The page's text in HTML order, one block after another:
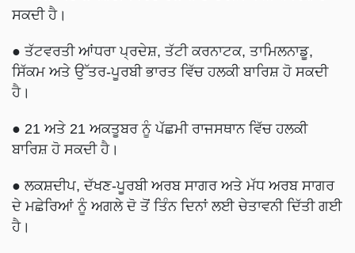
ਸਿੱਕਮ ਅਤੇ ਉੱਤਰ-ਪੂਰਬੀ ਭਾਰਤ ਵਿੱਚ ਹਲਕੀ ਬਾਰਿਸ਼ ਹੋ ਸਕਦੀ
ਹੈ।
ਬਾਰਿਸ਼ ਹੋ ਸਕਦੀ ਹੈ।
ਦੇ ਮਛੇਰਿਆਂ ਨੂੰ ਅਗਲੇ ਦੋ ਤੋਂ ਤਿੰਨ ਦਿਨਾਂ ਲਈ ਚੇਤਾਵਨੀ ਦਿੱਤੀ ਗਈ
ਹੈ।